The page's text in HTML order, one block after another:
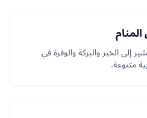
إلى الخير والبركة والوفرة في
متنوعة.